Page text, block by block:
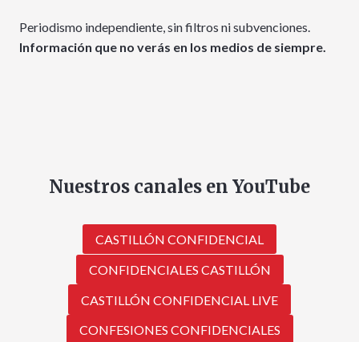
Periodismo independiente, sin filtros ni subvenciones.
Información que no verás en los medios de siempre.
Nuestros canales en YouTube
CASTILLÓN CONFIDENCIAL
CONFIDENCIALES CASTILLÓN
CASTILLÓN CONFIDENCIAL LIVE
CONFESIONES CONFIDENCIALES